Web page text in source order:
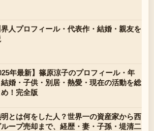
人プロフィール・代表作・結婚・親友を
年最新】篠原涼子のプロフィール・年
婚・子供・別居・熱愛・現在の活動を総
め！完全版
とは何をした人？世界一の資産家から西
ープ売却まで、経歴・妻・子孫・堤清二